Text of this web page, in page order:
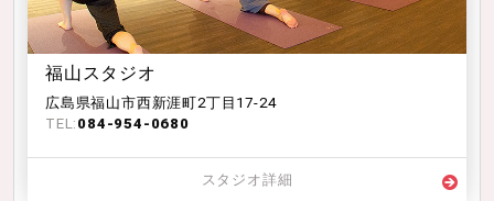
福山スタジオ
広島県福山市西新涯町2丁目17-24
TEL: 084-954-0680
スタジオ詳細